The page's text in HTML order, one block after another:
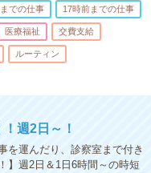
での仕事 17時前までの仕事
医療福祉 交費支給
ルーティン
週2日～！
を運んだり、診察室まで付き
】週2日＆1日6時間～の時短